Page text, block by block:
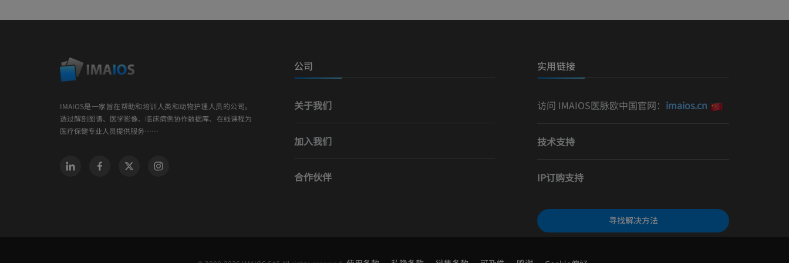
优质会员 优质会员
IMAIOS是一家旨在帮助和培训人类和动物护理人员的公司。
透过解剖图谱、医学影像、临床病例协作数据库、在线课程为
医疗保健专业人员提供服务……
公司
关于我们
加入我们
合作伙伴
实用链接
访问 IMAIOS医脉欧中国官网： imaios.cn
技术支持
IP订购支持
寻找解决方法